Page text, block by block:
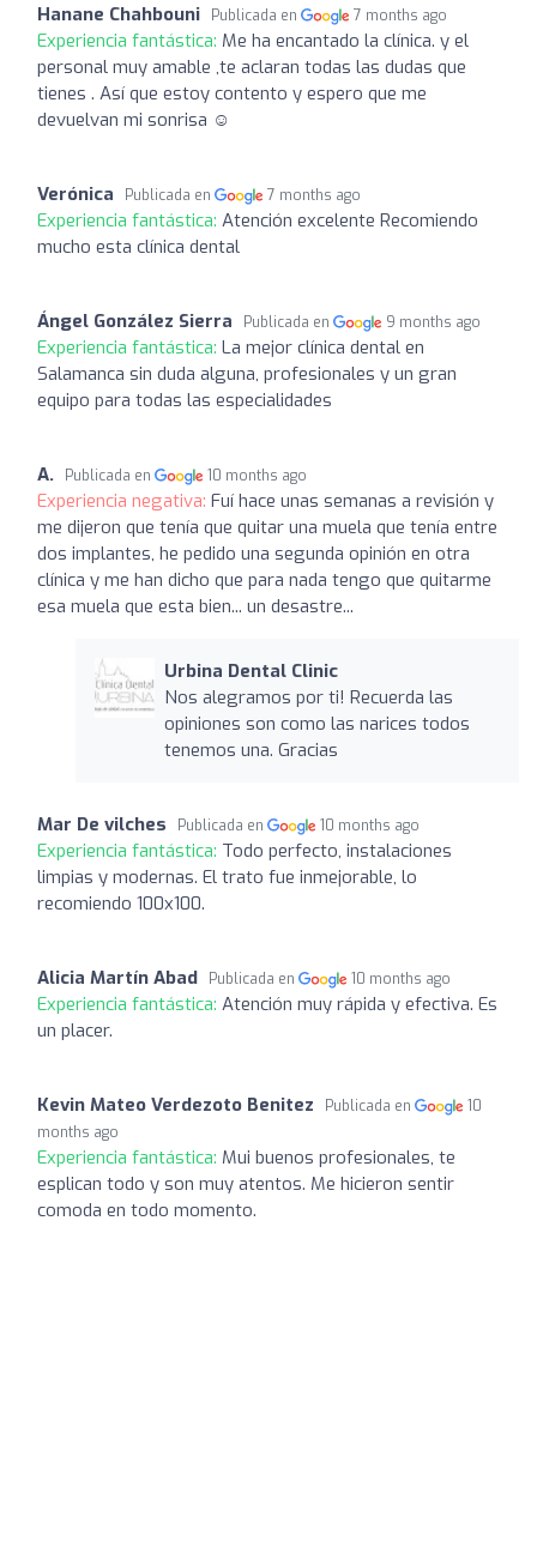
Hanane Chahbouni Publicada en 7 months ago
Experiencia fantástica: Me ha encantado la clínica. y el
personal muy amable ,te aclaran todas las dudas que
tienes . Así que estoy contento y espero que me
devuelvan mi sonrisa ☺️
Verónica Publicada en 7 months ago
Experiencia fantástica: Atención excelente Recomiendo
mucho esta clínica dental
Ángel González Sierra Publicada en 9 months ago
Experiencia fantástica: La mejor clínica dental en
Salamanca sin duda alguna, profesionales y un gran
equipo para todas las especialidades
A. Publicada en 10 months ago
Experiencia negativa: Fuí hace unas semanas a revisión y
me dijeron que tenía que quitar una muela que tenía entre
dos implantes, he pedido una segunda opinión en otra
clínica y me han dicho que para nada tengo que quitarme
esa muela que esta bien... un desastre...
Urbina Dental Clinic
Nos alegramos por ti! Recuerda las
opiniones son como las narices todos
tenemos una. Gracias
Mar De vilches Publicada en 10 months ago
Experiencia fantástica: Todo perfecto, instalaciones
limpias y modernas. El trato fue inmejorable, lo
recomiendo 100x100.
Alicia Martín Abad Publicada en 10 months ago
Experiencia fantástica: Atención muy rápida y efectiva. Es
un placer.
Kevin Mateo Verdezoto Benitez Publicada en
10
months ago
Experiencia fantástica: Mui buenos profesionales, te
esplican todo y son muy atentos. Me hicieron sentir
comoda en todo momento.